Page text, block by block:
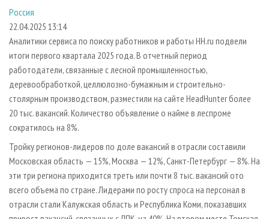
СУШКА ДРЕВЕСИНЫ
ПРОИЗВОДСТВО ДРЕВЕСНЫХ ПЛИТ
ДЕРЕВЯННОЕ ДОМОСТРОЕНИЕ
ПРОИЗВОДСТВО МЕБЕЛИ
БИОЭНЕРГЕТИКА
ЦБП
ИНСТРУМЕНТ И МАТЕРИАЛЫ
ПЕРСОНЫ
МОБИЛЬНЫЕ ВЫСТАВКИ
ОФИЦИАЛЬНЫЕ ДЕЛЕГАЦИИ
ПРИОРИТЕТНЫЕ ИНВЕСТПРОЕКТЫ
RUSSIAN FORESTRY REVIEW
ГАЗЕТА ЛЕСПРОМФОРУМ
БИБЛИОТЕКА СПЕЦИАЛИСТА
КОНТАКТЫ
РЕКЛАМОДАТЕЛЯМ
РЕКЛАМА
РЕКЛАМА НА САЙТЕ
Россия
22.04.2025 13:14
Аналитики сервиса по поиску работников и работы HH.ru подвели
итоги первого квартала 2025 года. В отчетный период
работодатели, связанные с лесной промышленностью,
деревообработкой, целлюлозно-бумажным и строительно-
столярным производством, разместили на сайте HeadHunter более
20 тыс. вакансий. Количество объявление о найме в леспроме
сократилось на 8%.
Тройку регионов-лидеров по доле вакансий в отрасли составили
Московская область — 15%, Москва — 12%, Санкт-Петербург — 8%. На
эти три региона приходится треть или почти 8 тыс. вакансий ото
всего объема по стране. Лидерами по росту спроса на персонал в
отрасли стали Калужская область и Республика Коми, показавших